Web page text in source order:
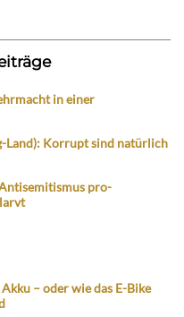
in einer
Land): Korrupt sind natürlich
pro-
– oder wie das E-Bike